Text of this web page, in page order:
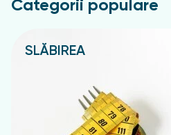
Categorii populare
SLĂBIREA